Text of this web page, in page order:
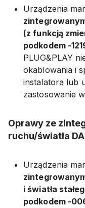
Urządzenia
(z funkcją
podkodem -
PLUG&PLAY
okablowania i
instalatora lub
zastosowanie
Oprawy ze
ruchu/światła
Urządzenia
i światła
podkodem -